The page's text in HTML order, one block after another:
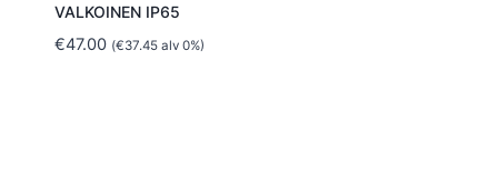
VALKOINEN IP65
€47.00 (€37.45alv 0%)